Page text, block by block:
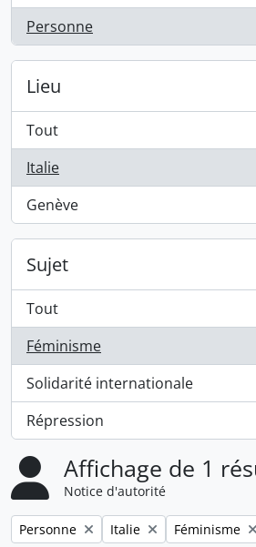
Personne
, 1 résultats
Lieu
Tout
Italie
, 1 résultats
Genève
, 1 résultats
Sujet
Tout
Féminisme
, 1 résultats
Solidarité internationale
, 1 résultats
Répression
, 1 résultats
Affichage de 1
Notice d'autorité
Remove filter:
Personne Remove filter:
Italie Remove filter:
Féminisme